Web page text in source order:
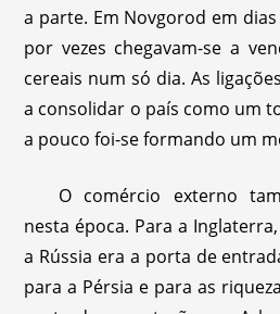
a parte. Em Novgorod em
por vezes chegavam-se a
cereais num só dia. As
a consolidar o país como um
a pouco foi-se formando um
O comércio externo
nesta época. Para a
a Rússia era a porta de
para a Pérsia e para as